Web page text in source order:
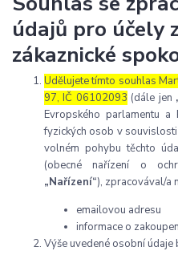
údajů pro účely
zákaznické
Udělujete tímto souhlas
97, IČ 06102093 (dále jen
Evropského parlamentu
fyzických osob v
volném pohybu těchto
(obecné nařízení o
„Nařízení“), zpracovával/a
emailovou adresu
informace o
Výše uvedené osobní